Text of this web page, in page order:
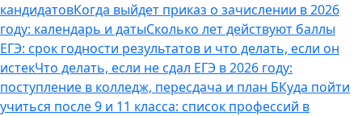
кандидатовКогда выйдет приказ о зачислении в 2026
году: календарь и датыСколько лет действуют баллы
ЕГЭ: срок годности результатов и что делать, если он
истекЧто делать, если не сдал ЕГЭ в 2026 году:
поступление в колледж, пересдача и план БКуда пойти
учиться после 9 и 11 класса: список профессий в